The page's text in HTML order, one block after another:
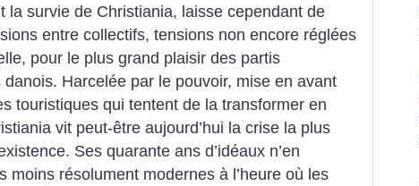
la survie de Christiania, laisse cependant de
entre collectifs, tensions non encore réglées
pour le plus grand plaisir des partis
Harcelée par le pouvoir, mise en avant
touristiques qui tentent de la transformer en
vit peut-être aujourd’hui la crise la plus
Ses quarante ans d’idéaux n’en
moins résolument modernes à l’heure où les